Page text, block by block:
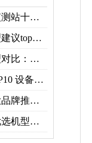
微型环境空气质量监测站十大品牌推荐榜单（2026网格化空气监测优选）
高光谱智能球机选型建议top推荐（附参数表）
负氧离子监测站选型对比：云境天合 TH-FZ5 与天蔚 TW-FZ4 推荐
路面状况传感器 TOP10 设备推荐榜单
隧道气体检测仪十大品牌推荐榜单（2026行业TOP10）
地下水位监测系统优选机型：TH-DSW2深井地下水智能在线监测解决方案